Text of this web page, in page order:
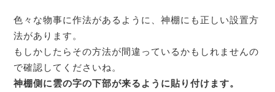
色々な物事に作法があるように、神棚にも正しい設置方
法があります。
もしかしたらその方法が間違っているかもしれませんの
で確認してくださいね。
神棚側に雲の字の下部が来るように貼り付けます。